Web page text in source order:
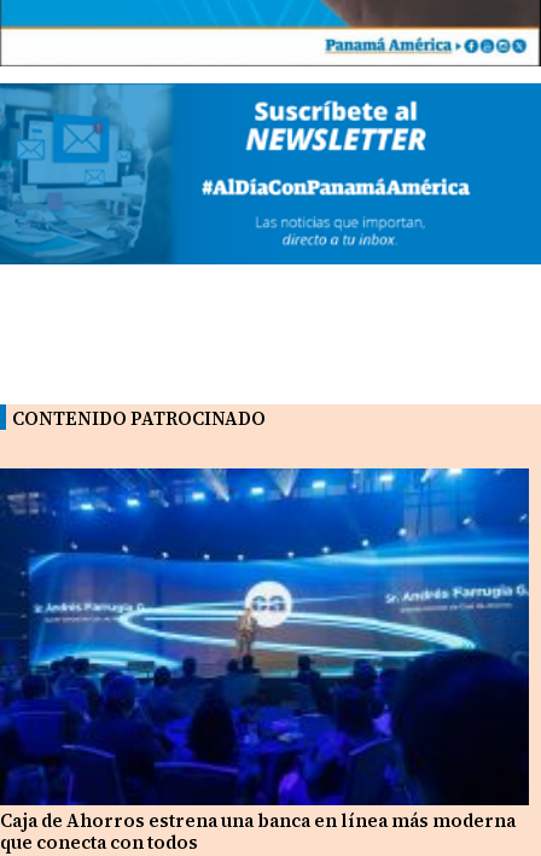
CONTENIDO PATROCINADO
Caja de Ahorros estrena una banca en línea más moderna
que conecta con todos